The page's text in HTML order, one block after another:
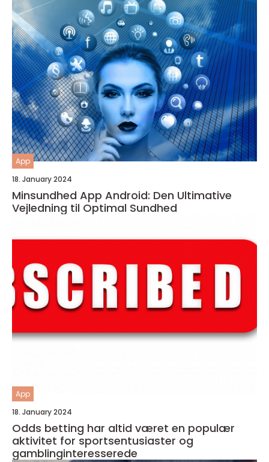
App
18. January 2024
Minsundhed App Android: Den Ultimative
Vejledning til Optimal Sundhed
App
18. January 2024
Odds betting har altid været en populær
aktivitet for sportsentusiaster og
gamblinginteresserede